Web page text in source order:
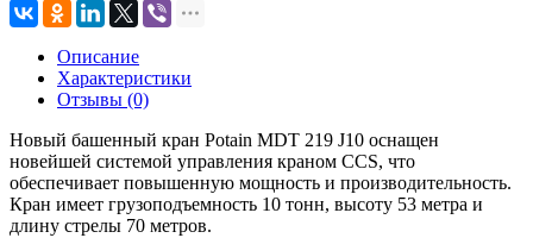
Описание
Характеристики
Отзывы (0)
Новый башенный кран Potain MDT 219 J10 оснащен
новейшей системой управления краном CCS, что
обеспечивает повышенную мощность и производительность.
Кран имеет грузоподъемность 10 тонн, высоту 53 метра и
длину стрелы 70 метров.